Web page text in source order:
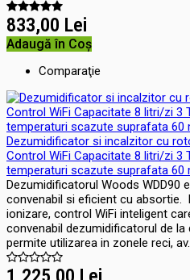
833,00 Lei
Adaugă în Coş
Comparaţie
Dezumidificator si incalzitor cu
Control WiFi Capacitate 8 litri/zi 3
temperaturi scazute suprafata 60
Dezumidificatorul Woods WDD90
convenabil si eficient cu absortie.
ionizare, control WiFi inteligent
convenabil dezumidificatorul de
permite utilizarea in zonele reci, av..